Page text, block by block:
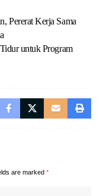
Pererat Kerja Sama
untuk Program
are marked *